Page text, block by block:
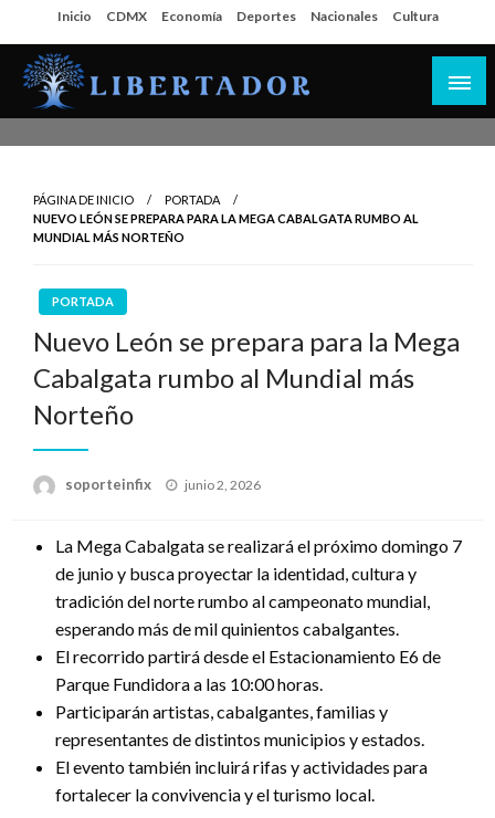
al
contenido
Inicio CDMX Economía Deportes Nacionales Cultura
PÁGINA DE INICIO
PORTADA
NUEVO LEÓN SE PREPARA PARA LA MEGA CABALGATA RUMBO AL
MUNDIAL MÁS NORTEÑO
PORTADA
Nuevo León se prepara para la Mega
Cabalgata rumbo al Mundial más
Norteño
soporteinfix
Publicado
junio 2, 2026
La Mega Cabalgata se realizará el próximo domingo 7
de junio y busca proyectar la identidad, cultura y
tradición del norte rumbo al campeonato mundial,
esperando más de mil quinientos cabalgantes.
El recorrido partirá desde el Estacionamiento E6 de
Parque Fundidora a las 10:00 horas.
Participarán artistas, cabalgantes, familias y
representantes de distintos municipios y estados.
El evento también incluirá rifas y actividades para
fortalecer la convivencia y el turismo local.